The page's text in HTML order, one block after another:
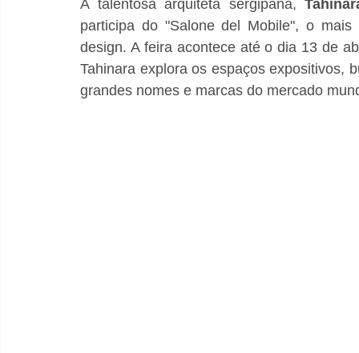
A talentosa arquiteta sergipana,
participa do "Salone del Mobile", o
design. A feira acontece até o dia 13 de
Tahinara explora os espaços expositivos,
grandes nomes e marcas do mercado